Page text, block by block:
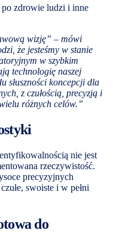
zdrowie ludzi i inne
wizję” – mówi
że jesteśmy w stanie
w szybkim
technologię naszej
słuszności koncepcji dla
z czułością, precyzją i
różnych celów.”
nie jest
rzeczywistość.
precyzyjnych
swoiste i w pełni
do